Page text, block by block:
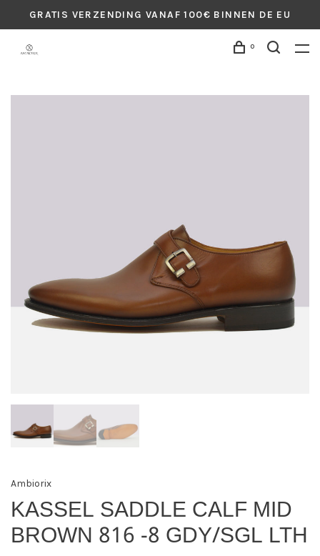
GRATIS VERZENDING VANAF 100€ BINNEN DE EU
0
Ambiorix
KASSEL SADDLE CALF MID
BROWN 816 -8 GDY/SGL LTH